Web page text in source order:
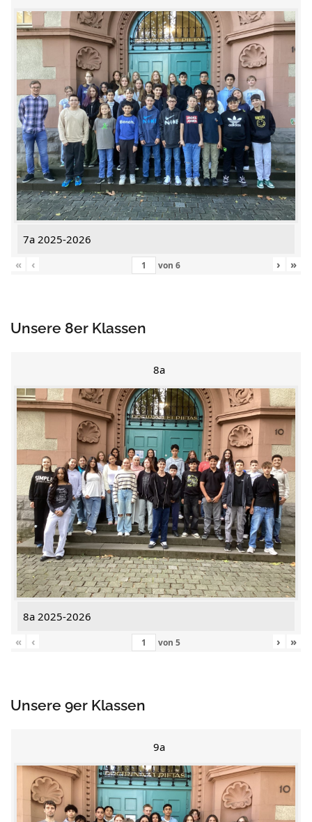
7a 2025-2026
«
‹ von 6 › »
Unsere 8er Klassen
8a
8a 2025-2026
«
‹ von 5 › »
Unsere 9er Klassen
9a